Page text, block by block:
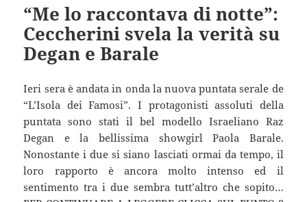
“Me lo raccontava di notte”:
Ceccherini svela la verità su
Degan e Barale
Ieri sera è andata in onda la nuova puntata serale de
“L’Isola dei Famosi”. I protagonisti assoluti della
puntata sono stati il bel modello Israeliano Raz
Degan e la bellissima showgirl Paola Barale.
Nonostante i due si siano lasciati ormai da tempo, il
loro rapporto è ancora molto intenso ed il
sentimento tra i due sembra tutt’altro che sopito…